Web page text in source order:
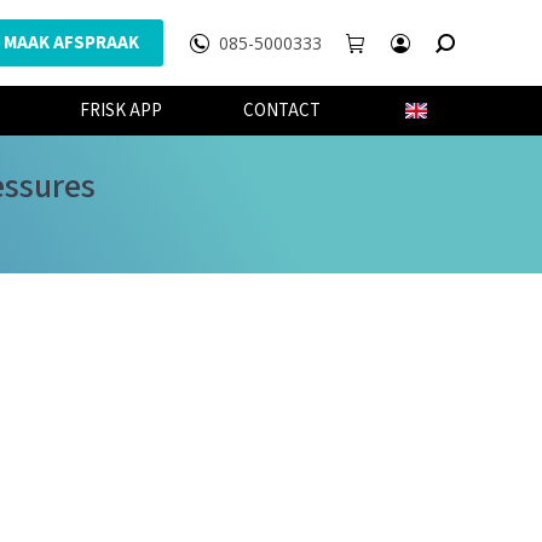
MAAK AFSPRAAK 085-5000333
FRISK APP CONTACT
WEBSHOP FRISK APP CONTACT